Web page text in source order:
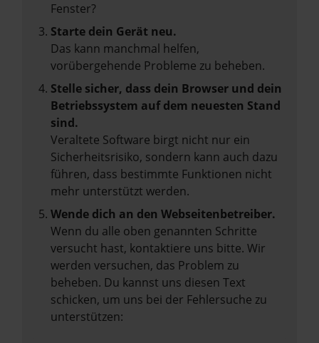
Fenster?
Starte dein Gerät neu.
Das kann manchmal helfen,
vorübergehende Probleme zu beheben.
Stelle sicher, dass dein Browser und dein
Betriebssystem auf dem neuesten Stand
sind.
Veraltete Software birgt nicht nur ein
Sicherheitsrisiko, sondern kann auch dazu
führen, dass bestimmte Funktionen nicht
mehr unterstützt werden.
Wende dich an den Webseitenbetreiber.
Wenn du alle oben genannten Schritte
versucht hast, kontaktiere uns bitte. Wir
werden versuchen, das Problem zu
beheben. Du kannst uns diesen Text
schicken, um uns bei der Fehlersuche zu
unterstützen: